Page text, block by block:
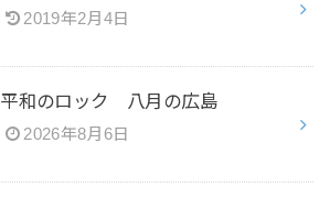
2019年2月4日
平和のロック 八月の広島
2026年8月6日